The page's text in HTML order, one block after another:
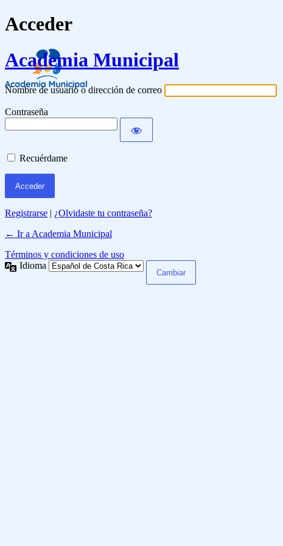
Acceder
Academia Municipal
Nombre de usuario o dirección de correo
Contraseña
Recuérdame
Registrarse | ¿Olvidaste tu contraseña?
← Ir a Academia Municipal
Términos y condiciones de uso
Idioma